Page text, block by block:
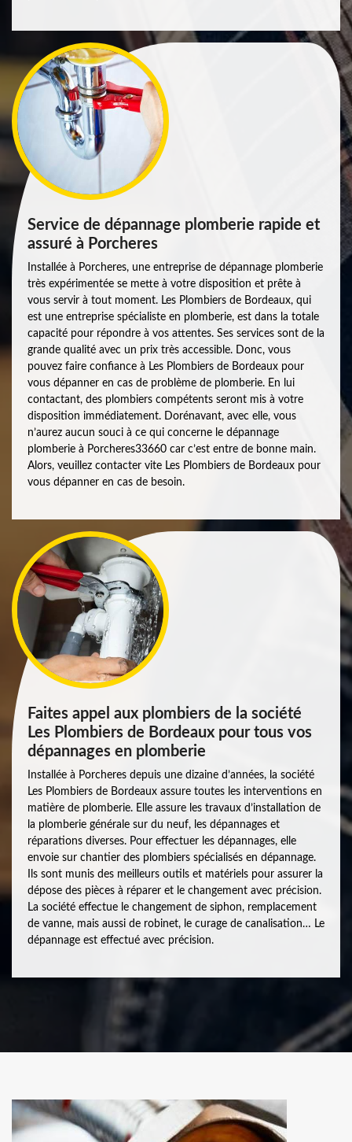
Service de dépannage plomberie rapide et
assuré à Porcheres
Installée à Porcheres, une entreprise de dépannage plomberie
très expérimentée se mette à votre disposition et prête à
vous servir à tout moment. Les Plombiers de Bordeaux, qui
est une entreprise spécialiste en plomberie, est dans la totale
capacité pour répondre à vos attentes. Ses services sont de la
grande qualité avec un prix très accessible. Donc, vous
pouvez faire confiance à Les Plombiers de Bordeaux pour
vous dépanner en cas de problème de plomberie. En lui
contactant, des plombiers compétents seront mis à votre
disposition immédiatement. Dorénavant, avec elle, vous
n’aurez aucun souci à ce qui concerne le dépannage
plomberie à Porcheres33660 car c’est entre de bonne main.
Alors, veuillez contacter vite Les Plombiers de Bordeaux pour
vous dépanner en cas de besoin.
Faites appel aux plombiers de la société
Les Plombiers de Bordeaux pour tous vos
dépannages en plomberie
Installée à Porcheres depuis une dizaine d’années, la société
Les Plombiers de Bordeaux assure toutes les interventions en
matière de plomberie. Elle assure les travaux d’installation de
la plomberie générale sur du neuf, les dépannages et
réparations diverses. Pour effectuer les dépannages, elle
envoie sur chantier des plombiers spécialisés en dépannage.
Ils sont munis des meilleurs outils et matériels pour assurer la
dépose des pièces à réparer et le changement avec précision.
La société effectue le changement de siphon, remplacement
de vanne, mais aussi de robinet, le curage de canalisation… Le
dépannage est effectué avec précision.